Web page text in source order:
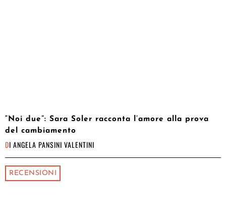
“Noi due”: Sara Soler racconta l’amore alla prova
del cambiamento
DI ANGELA PANSINI VALENTINI
RECENSIONI